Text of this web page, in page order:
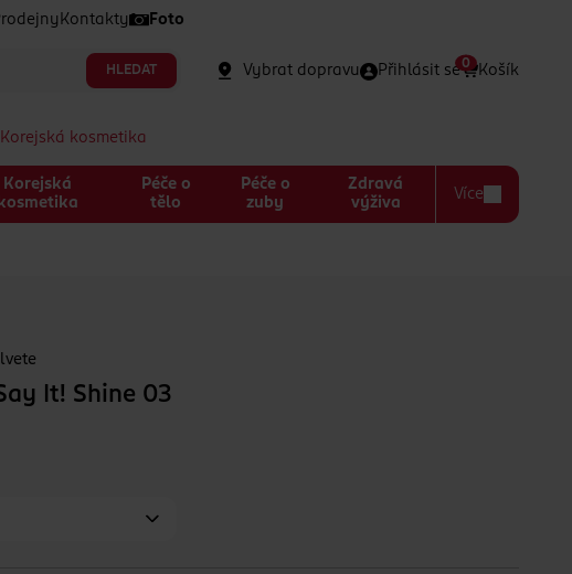
Kontakty Foto
HLEDAT Vybrat dopravu Přihlásit se Košík
0
Korejská kosmetika
Korejská
kosmetika
Péče o
tělo
Péče o
zuby
Zdravá
výživa
Více
It! Shine 03